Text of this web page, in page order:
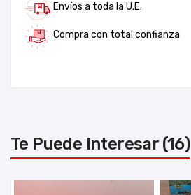
Envíos a toda la U.E.
Compra con total confianza
Te Puede Interesar (16)